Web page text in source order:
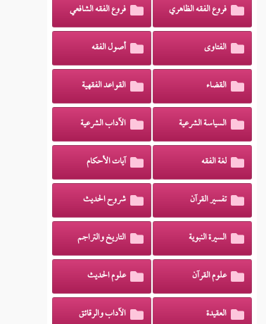
فروع الفقه الظاهري فروع الفقه الشافعي
الفتاوى أصول الفقه
القضاء القواعد الفقهية
السياسة الشرعية الآداب الشرعية
لغة الفقه آيات الأحكام
تفسير القرآن شروح الحديث
السيرة النبوية التاريخ والتراجم
علوم القرآن علوم الحديث
العقيدة الآداب والرقائق